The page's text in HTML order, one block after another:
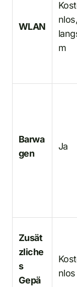
WLAN
nlos,
m
Barwa
gen
Ja
Zusät
zliche
s
Gepä
nlos